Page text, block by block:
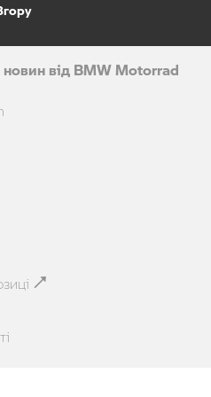
новин від BMW Motorrad